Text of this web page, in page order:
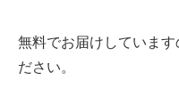
無料でお届けしていま
ださい。